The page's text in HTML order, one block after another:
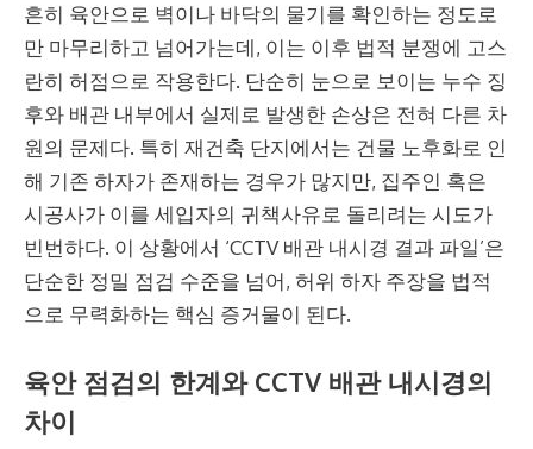
흔히 육안으로 벽이나 바닥의 물기를 확인하는 정도로
만 마무리하고 넘어가는데, 이는 이후 법적 분쟁에 고스
란히 허점으로 작용한다. 단순히 눈으로 보이는 누수 징
후와 배관 내부에서 실제로 발생한 손상은 전혀 다른 차
원의 문제다. 특히 재건축 단지에서는 건물 노후화로 인
해 기존 하자가 존재하는 경우가 많지만, 집주인 혹은
시공사가 이를 세입자의 귀책사유로 돌리려는 시도가
빈번하다. 이 상황에서 ‘CCTV 배관 내시경 결과 파일’은
단순한 정밀 점검 수준을 넘어, 허위 하자 주장을 법적
으로 무력화하는 핵심 증거물이 된다.
육안 점검의 한계와 CCTV 배관 내시경의
차이